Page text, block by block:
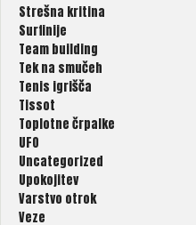
Strešna kritina
Surfinije
Team building
Tek na smučeh
Tenis igrišča
Tissot
Toplotne črpalke
UFO
Uncategorized
Upokojitev
Varstvo otrok
Veze